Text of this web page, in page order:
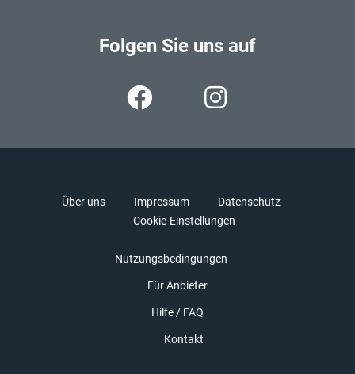
Folgen Sie uns auf
Über uns Impressum
Datenschutz
Cookie-Einstellungen
Nutzungsbedingungen
Für Anbieter
Hilfe / FAQ
Kontakt